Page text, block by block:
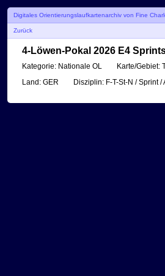
Digitales Orientierungslaufkartenarchiv von Fine
Zurück
4-Löwen-Pokal 2026 E4
Kategorie: Nationale OL Karte/Gebiet:
Land: GER Disziplin: F-T-St-N / Sprint /